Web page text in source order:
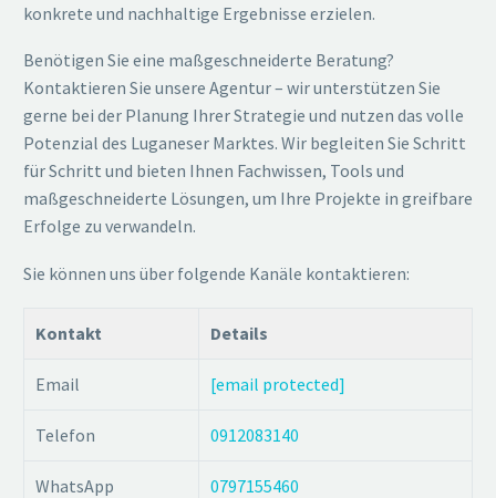
konkrete und nachhaltige Ergebnisse erzielen.
Benötigen Sie eine maßgeschneiderte Beratung?
Kontaktieren Sie unsere Agentur – wir unterstützen Sie
gerne bei der Planung Ihrer Strategie und nutzen das volle
Potenzial des Luganeser Marktes. Wir begleiten Sie Schritt
für Schritt und bieten Ihnen Fachwissen, Tools und
maßgeschneiderte Lösungen, um Ihre Projekte in greifbare
Erfolge zu verwandeln.
Sie können uns über folgende Kanäle kontaktieren:
Kontakt Details
Email [email protected]
Telefon 0912083140
WhatsApp 0797155460